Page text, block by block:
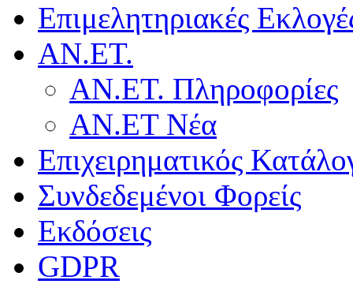
Επιμελητηριακές
ΑΝ.ΕΤ.
ΑΝ.ΕΤ. Πληροφορίες
ΑΝ.ΕΤ Νέα
Επιχειρηματικός
Συνδεδεμένοι Φορείς
Εκδόσεις
GDPR